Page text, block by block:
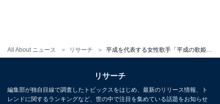
All About ニュース リサーチ
リサーチ
編集部が独自目線で調査したトピックスをはじめ、最新のリリース情報、ト
レンドに関するランキングなど、世の中で注目を集めている話題をお知らせ